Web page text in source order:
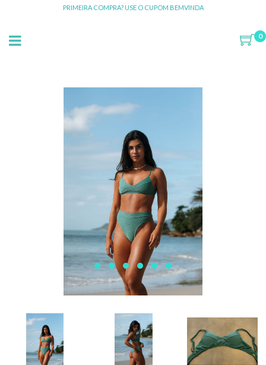
PRIMEIRA COMPRA? USE O CUPOM BEMVINDA
0